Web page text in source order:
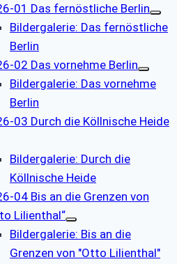
01 Das fernöstliche Berlin
Bildergalerie: Das fernöstliche
Berlin
02 Das vornehme Berlin
Bildergalerie: Das vornehme
Berlin
03 Durch die Köllnische Heide
Bildergalerie: Durch die
Köllnische Heide
04 Bis an die Grenzen von
Lilienthal“
Bildergalerie: Bis an die
Grenzen von "Otto Lilienthal"